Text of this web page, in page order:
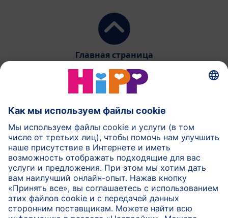
Главная страница
HiPP Молочное питание
HiPP Детское питание
HiPP Уход за кожей
HiPP Беременность
Защита данных и общие условия пользования
Выходные данные
О компании HiPP